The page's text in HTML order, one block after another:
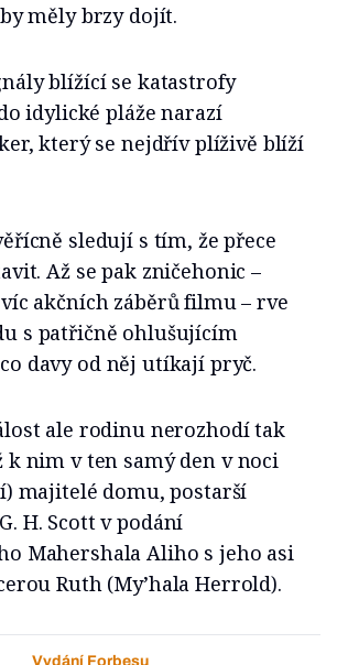
měly brzy dojít.
blížící se katastrofy
idylické pláže narazí
který se nejdřív plíživě blíží
sledují s tím, že přece
Až se pak zničehonic –
akčních záběrů filmu – rve
s patřičně ohlušujícím
davy od něj utíkají pryč.
ale rodinu nerozhodí tak
k nim v ten samý den v noci
majitelé domu, postarší
H. Scott v podání
Mahershala Aliho s jeho asi
Ruth (My’hala Herrold).
Vydání Forbesu